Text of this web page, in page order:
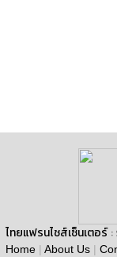
ไทยแฟรนไชส์เซ็นเตอร์ :
Home | About Us |